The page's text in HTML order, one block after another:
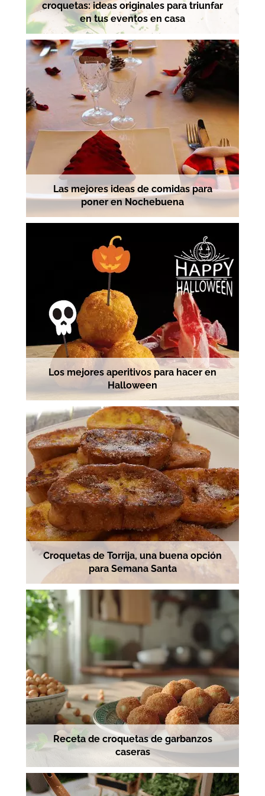
croquetas: ideas originales para triunfar
en tus eventos en casa
Las mejores ideas de comidas para
poner en Nochebuena
Los mejores aperitivos para hacer en
Halloween
Croquetas de Torrija, una buena opción
para Semana Santa
Receta de croquetas de garbanzos
caseras